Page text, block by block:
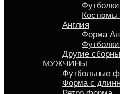
Костюмы
Англия
Форма
Другие
МУЖЧИНЫ
Футбольные
Форма с